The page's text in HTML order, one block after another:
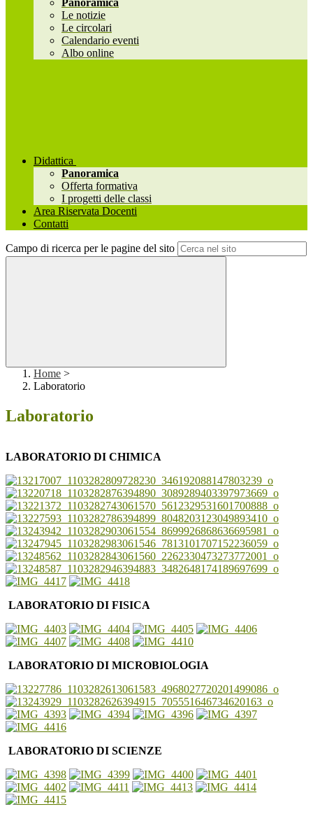
Panoramica
Le notizie
Le circolari
Calendario eventi
Albo online
Didattica
Panoramica
Offerta formativa
I progetti delle classi
Area Riservata Docenti
Contatti
Campo di ricerca per le pagine del sito
Home >
Laboratorio
Laboratorio
LABORATORIO DI CHIMICA
LABORATORIO DI FISICA
LABORATORIO DI MICROBIOLOGIA
LABORATORIO DI SCIENZE